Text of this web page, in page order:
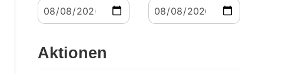
Aktionen